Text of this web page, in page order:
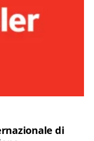
di